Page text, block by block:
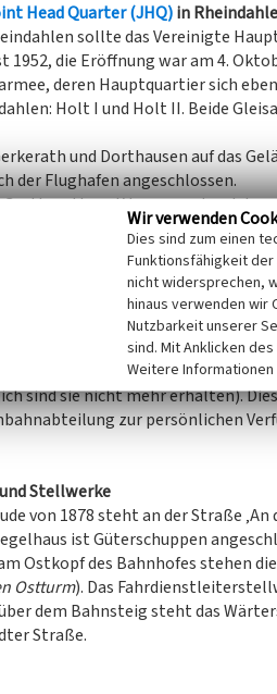
Head Quarter (JHQ)in
sollte das Vereinigte
1952, die Eröffnung war am 4.
deren Hauptquartier sich
Holt I und Holt II. Beide
und Dorthausen auf das
der Flughafen angeschlossen.
und Vossen und endete
auch kleine Lokwerkstatt.
zahlreiche Diesellokomotiven,
kamen (beispielsweise
mit der Betriebs-
aus Litauen stammte und
1937 von MAN in Nürnberg
1976 musterten sie die
sind sie nicht mehr erhalten).
zur persönlichen
Stellwerke
von 1878 steht an der Straße ‚An
ist Güterschuppen
Ostkopf des Bahnhofes stehen
Ostturm). Das
dem Bahnsteig steht das
Straße.
Wir verwenden
Dies sind zum einen
Funktionsfähigkeit
nicht widersprechen,
hinaus verwenden wir
Nutzbarkeit unserer
sind. Mit Anklicken
Weitere